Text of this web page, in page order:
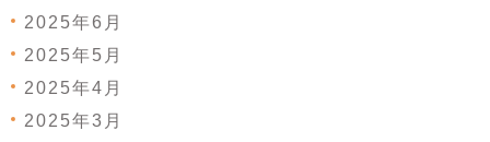
2025年6月
2025年5月
2025年4月
2025年3月